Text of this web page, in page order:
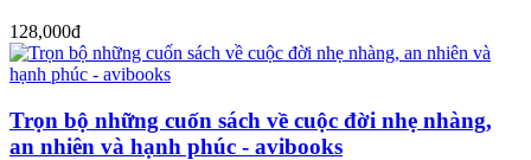
128,000đ
Trọn bộ những cuốn sách về cuộc đời nhẹ nhàng,
an nhiên và hạnh phúc - avibooks